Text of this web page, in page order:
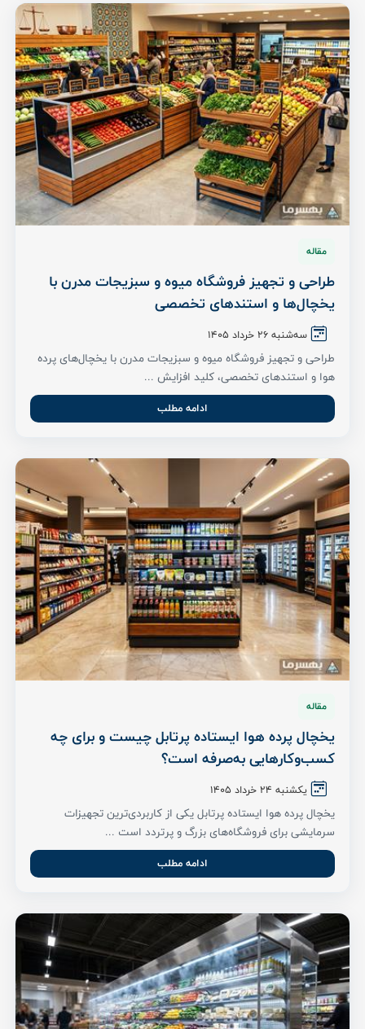
مقاله
طراحی و تجهیز فروشگاه میوه و سبزیجات مدرن با
یخچال‌ها و استندهای تخصصی
سه‌شنبه 26 خرداد ۱۴۰۵
طراحی و تجهیز فروشگاه میوه و سبزیجات مدرن با یخچال‌های پرده
هوا و استندهای تخصصی، کلید افزایش ...
ادامه مطلب
مقاله
یخچال پرده هوا ایستاده پرتابل چیست و برای چه
کسب‌وکارهایی به‌صرفه است؟
یکشنبه ۲۴ خرداد ۱۴۰۵
یخچال پرده هوا ایستاده پرتابل یکی از کاربردی‌ترین تجهیزات
سرمایشی برای فروشگاه‌های بزرگ و پرتردد است ...
ادامه مطلب